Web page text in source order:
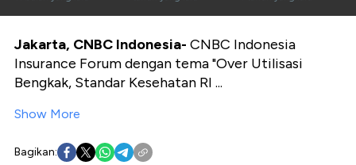
Medis
Penyakit
Jakarta, CNBC Indonesia- CNBC Indonesia
Insurance Forum dengan tema "Over Utilisasi
Bengkak, Standar Kesehatan RI ...
Show More
Bagikan: